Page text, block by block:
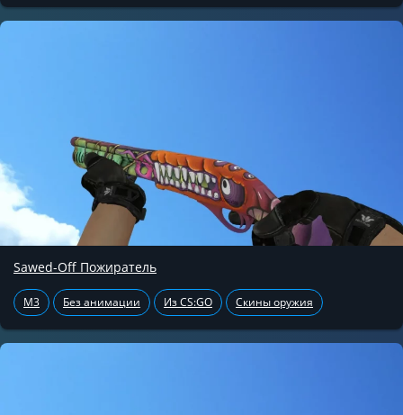
Sawed-Off Пожиратель
M3 Без анимации Из CS:GO Скины оружия